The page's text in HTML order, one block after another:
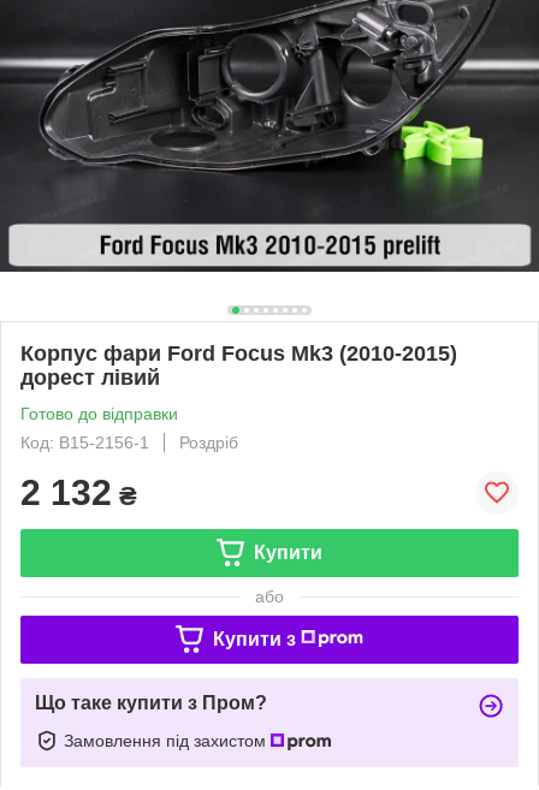
Корпус фари Ford Focus Mk3 (2010-2015)
дорест лівий
Готово до відправки
Код: B15-2156-1
Роздріб
2 132 ₴
Купити
або
Купити з
Що таке купити з Пром?
Замовлення під захистом